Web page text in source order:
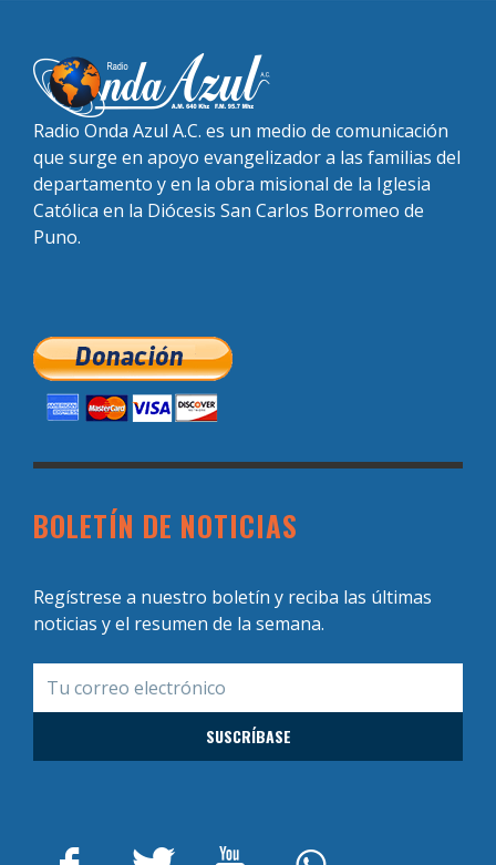
Radio Onda Azul A.C. es un medio de comunicación
que surge en apoyo evangelizador a las familias del
departamento y en la obra misional de la Iglesia
Católica en la Diócesis San Carlos Borromeo de
Puno.
BOLETÍN DE NOTICIAS
Regístrese a nuestro boletín y reciba las últimas
noticias y el resumen de la semana.